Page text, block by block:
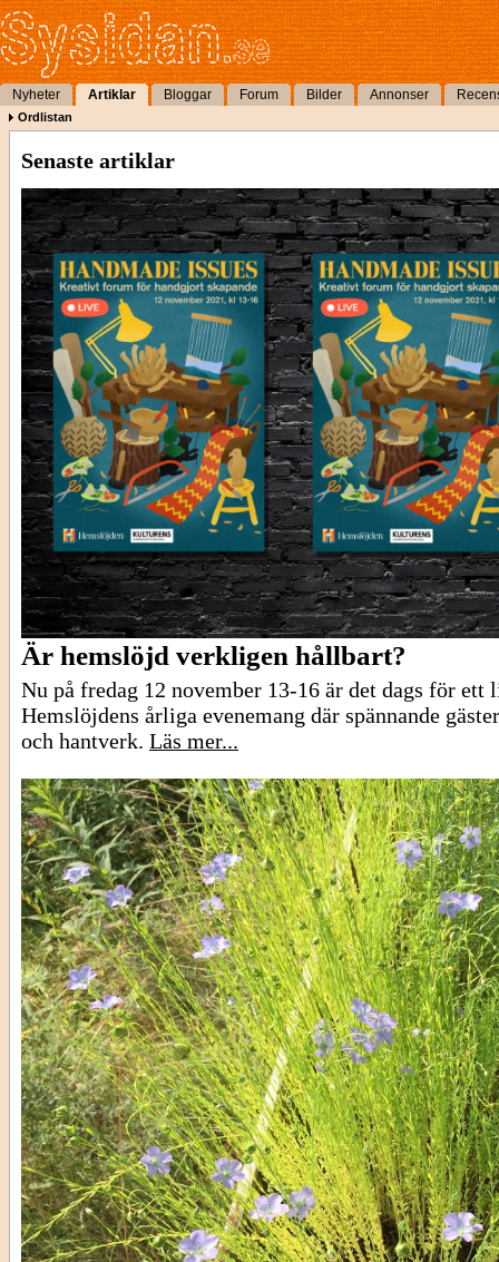
Nyheter Artiklar Bloggar Forum Bilder Annonser
Ordlistan
Senaste artiklar
Är hemslöjd verkligen hållbart?
Nu på fredag 12 november 13-16 är det dags för
Hemslöjdens årliga evenemang där spännande
och hantverk. Läs mer...